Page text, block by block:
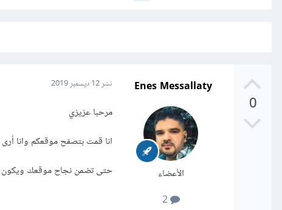
0
Enes Messallaty
الأعضاء
2
نشر12 ديسمبر 2019
مرحبا عزيزي
انا قمت بتصفح موقعكم وانا
حتى تضمن نجاح موقعك ويكون